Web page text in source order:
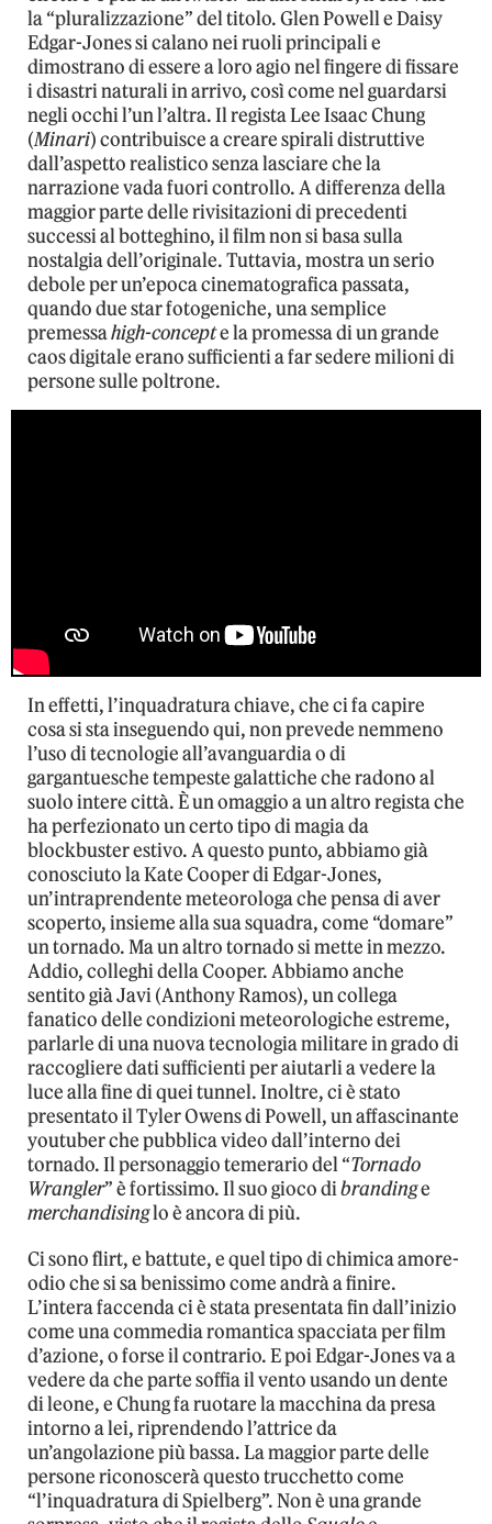
la “pluralizzazione” del titolo. Glen Powell e Daisy
Edgar-Jones si calano nei ruoli principali e
dimostrano di essere a loro agio nel fingere di fissare
i disastri naturali in arrivo, così come nel guardarsi
negli occhi l’un l’altra. Il regista Lee Isaac Chung
(Minari) contribuisce a creare spirali distruttive
dall’aspetto realistico senza lasciare che la
narrazione vada fuori controllo. A differenza della
maggior parte delle rivisitazioni di precedenti
successi al botteghino, il film non si basa sulla
nostalgia dell’originale. Tuttavia, mostra un serio
debole per un’epoca cinematografica passata,
quando due star fotogeniche, una semplice
premessahigh-concepte la promessa di un grande
caos digitale erano sufficienti a far sedere milioni di
persone sulle poltrone.
In effetti, l’inquadratura chiave, che ci fa capire
cosa si sta inseguendo qui, non prevede nemmeno
l’uso di tecnologie all’avanguardia o di
gargantuesche tempeste galattiche che radono al
suolo intere città. È un omaggio a un altro regista che
ha perfezionato un certo tipo di magia da
blockbuster estivo. A questo punto, abbiamo già
conosciuto la Kate Cooper di Edgar-Jones,
un’intraprendente meteorologa che pensa di aver
scoperto, insieme alla sua squadra, come “domare”
un tornado. Ma un altro tornado si mette in mezzo.
Addio, colleghi della Cooper. Abbiamo anche
sentito già Javi (Anthony Ramos), un collega
fanatico delle condizioni meteorologiche estreme,
parlarle di una nuova tecnologia militare in grado di
raccogliere dati sufficienti per aiutarli a vedere la
luce alla fine di quei tunnel. Inoltre, ci è stato
presentato il Tyler Owens di Powell, un affascinante
youtuber che pubblica video dall’interno dei
tornado. Il personaggio temerario del “Tornado
Wrangler” è fortissimo. Il suo gioco dibrandinge
merchandisinglo è ancora di più.
Ci sono flirt, e battute, e quel tipo di chimica amore-
odio che si sa benissimo come andrà a finire.
L’intera faccenda ci è stata presentata fin dall’inizio
come una commedia romantica spacciata per film
d’azione, o forse il contrario. E poi Edgar-Jones va a
vedere da che parte soffia il vento usando un dente
di leone, e Chung fa ruotare la macchina da presa
intorno a lei, riprendendo l’attrice da
un’angolazione più bassa. La maggior parte delle
persone riconoscerà questo trucchetto come
“l’inquadratura di Spielberg”. Non è una grande